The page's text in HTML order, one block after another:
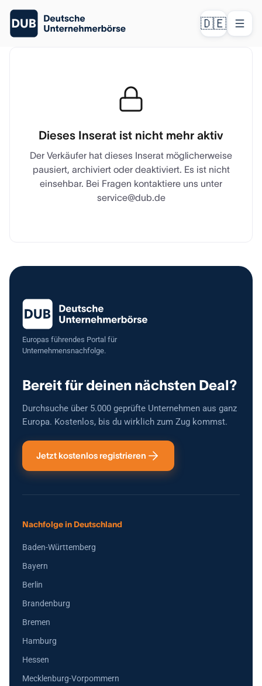
🇩🇪
Dieses Inserat ist nicht mehr aktiv
Der Verkäufer hat dieses Inserat möglicherweise
pausiert, archiviert oder deaktiviert. Es ist nicht
einsehbar. Bei Fragen kontaktiere uns unter
service@dub.de
Europas führendes Portal für
Unternehmensnachfolge.
Bereit für deinen nächsten Deal?
Durchsuche über 5.000 geprüfte Unternehmen aus ganz
Europa. Kostenlos, bis du wirklich zum Zug kommst.
Jetzt kostenlos registrieren
Nachfolge in Deutschland
Baden-Württemberg
Bayern
Berlin
Brandenburg
Bremen
Hamburg
Hessen
Mecklenburg-Vorpommern